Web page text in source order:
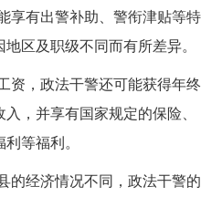
享有出警补助、警衔津贴等特
区及职级不同而有所差异。
资，政法干警还可能获得年终
，并享有国家规定的保险、
等福利。
的经济情况不同，政法干警的